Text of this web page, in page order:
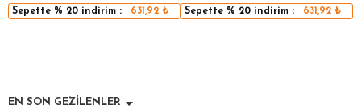
Sepette % 20 indirim : 631,92₺ Sepette % 20 indirim : 631,92₺
EN SON GEZİLENLER